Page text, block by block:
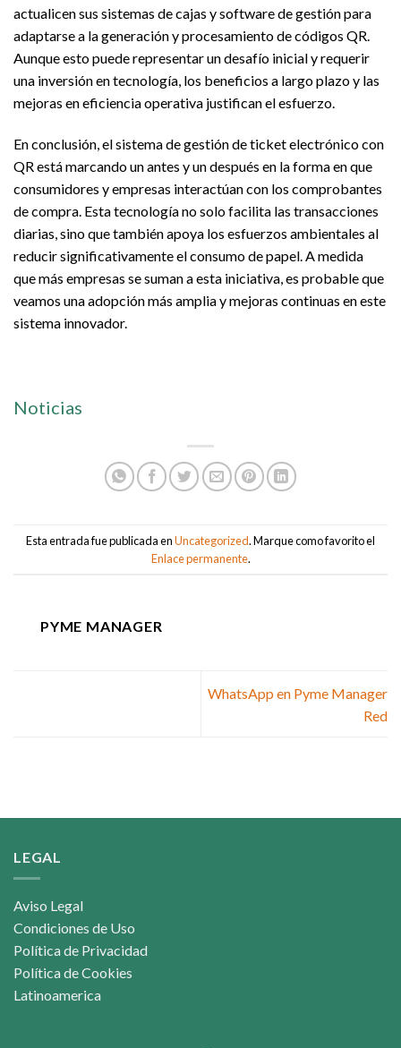
actualicen sus sistemas de cajas y software de gestión para
adaptarse a la generación y procesamiento de códigos QR.
Aunque esto puede representar un desafío inicial y requerir
una inversión en tecnología, los beneficios a largo plazo y las
mejoras en eficiencia operativa justifican el esfuerzo.
En conclusión, el sistema de gestión de ticket electrónico con
QR está marcando un antes y un después en la forma en que
consumidores y empresas interactúan con los comprobantes
de compra. Esta tecnología no solo facilita las transacciones
diarias, sino que también apoya los esfuerzos ambientales al
reducir significativamente el consumo de papel. A medida
que más empresas se suman a esta iniciativa, es probable que
veamos una adopción más amplia y mejoras continuas en este
sistema innovador.
Noticias
Esta entrada fue publicada enUncategorized. Marque como favorito el
Enlace permanente.
PYME MANAGER
WhatsApp en Pyme Manager
Red
LEGAL
Aviso Legal
Condiciones de Uso
Política de Privacidad
Política de Cookies
Latinoamerica